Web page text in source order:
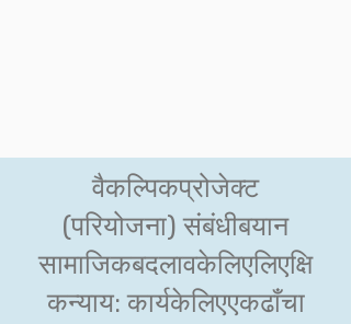
वैकल्पिकप्रोजेक्ट
(परियोजना) संबंधीबयान
सामाजिकबदलावकेलिएलिएक्षि
कन्याय: कार्यकेलिएएकढाँचा